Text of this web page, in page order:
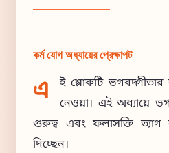
কর্ম যোগ অধ্যায়ের প্রেক্ষাপট
এ
ই শ্লোকটি
নেওয়া। এই অধ্যায়ে
গুরুত্ব এবং ফলাসক্তি ত্যাগ
দিচ্ছেন।